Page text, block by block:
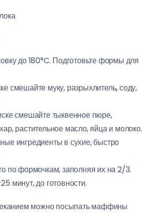
до 180°C. Подготовьте формы для
смешайте муку, разрыхлитель, соду,
смешайте тыквенное пюре,
растительное масло, яйца и молоко.
ингредиенты в сухие, быстро
по формочкам, заполняя их на 2/3.
минут, до готовности.
можно посыпать маффины